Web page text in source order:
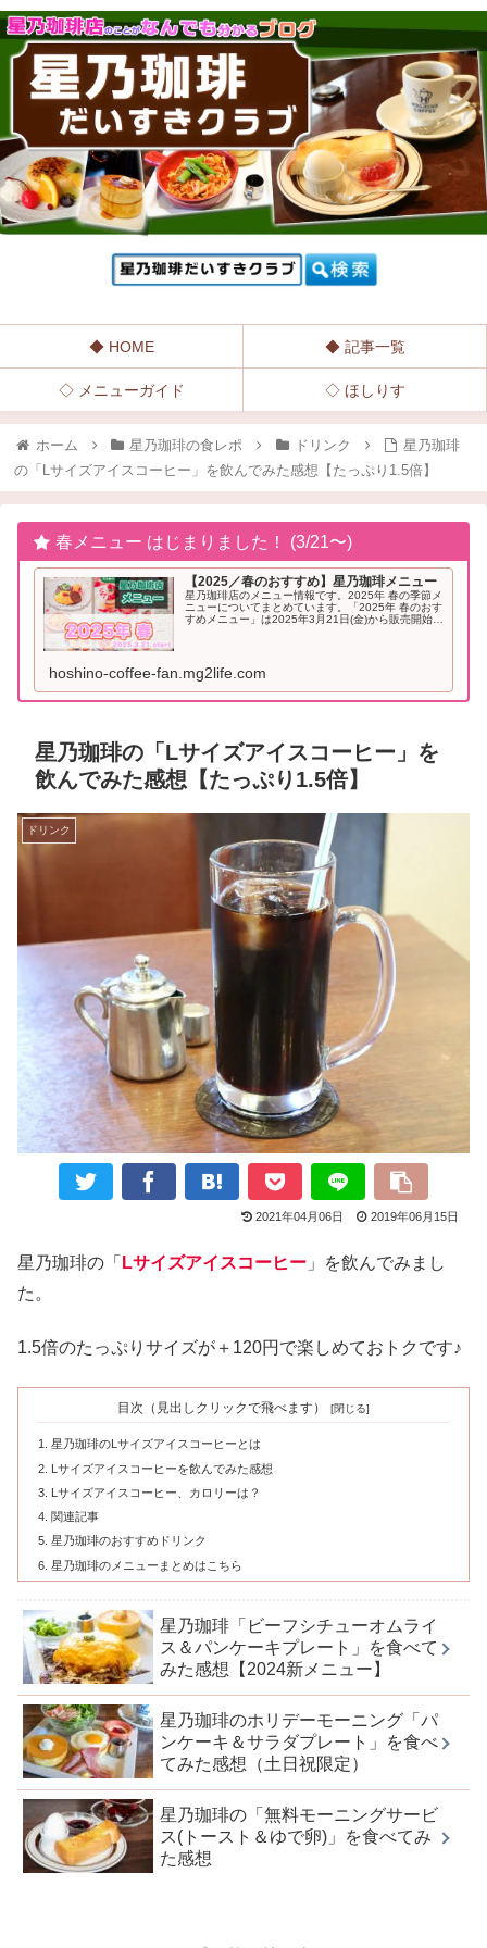
◆ HOME ◆ 記事一覧
◇ メニューガイド ◇ ほしりす
ホーム 星乃珈琲の食レポ ドリンク
星乃珈琲
の「Lサイズアイスコーヒー」を飲んでみた感想【たっぷり1.5倍】
春メニュー はじまりました！ (3/21〜)
【2025／春のおすすめ】星乃珈琲メニュー
星乃珈琲店のメニュー情報です。2025年 春の季節メ
ニューについてまとめています。「2025年 春のおす
すめメニュー」は2025年3月21日(金)から販売開始と
hoshino-coffee-fan.mg2life.com
星乃珈琲の「Lサイズアイスコーヒー」を
飲んでみた感想【たっぷり1.5倍】
ドリンク
2021年04月06日 2019年06月15日
星乃珈琲の「 Lサイズアイスコーヒー 」を飲んでみまし
た。
1.5倍のたっぷりサイズが＋120円で楽しめておトクです♪
目次（見出しクリックで飛べます）
星乃珈琲のLサイズアイスコーヒーとは
Lサイズアイスコーヒーを飲んでみた感想
Lサイズアイスコーヒー、カロリーは？
関連記事
星乃珈琲のおすすめドリンク
星乃珈琲のメニューまとめはこちら
星乃珈琲「ビーフシチューオムライ
ス＆パンケーキプレート」を食べて
みた感想【2024新メニュー】
星乃珈琲のホリデーモーニング「パ
ンケーキ＆サラダプレート」を食べ
てみた感想（土日祝限定）
星乃珈琲の「無料モーニングサービ
ス(トースト＆ゆで卵)」を食べてみ
た感想